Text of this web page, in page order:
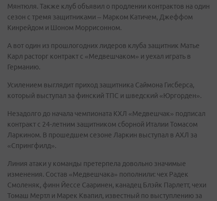
Мянтюля. Также клуб объявил о продлении контрактов на один
сезон с тремя защитниками – Марком Катичем, Джеффом
Кинрейдом и Шоном Моррисонном.
А вот один из прошлогодних лидеров клуба защитник Матье
Карл расторг контракт с «Медвешчаком» и уехал играть в
Германию.
Усилением выглядит приход защитника Саймона Гисберса,
который выступал за финский ТПС и шведский «Юргорден».
Незадолго до начала чемпионата КХЛ «Медвешчак» подписал
контракт с 24-летним защитником сборной Италии Томасом
Ларкином. В прошедшем сезоне Ларкин выступал в АХЛ за
«Спрингфилд».
Линия атаки у команды претерпела довольно значимые
изменения. Состав «Медвешчака» пополнили: чех Радек
Смоленяк, финн Йессе Сааринен, канадец Блэйк Парлетт, чехи
Томаш Мертл и Марек Квапил, известный по выступлению за